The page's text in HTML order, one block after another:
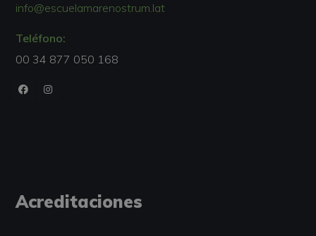
info@escuelamarenostrum.lat
Teléfono:
00 34 877 050 168
Acreditaciones